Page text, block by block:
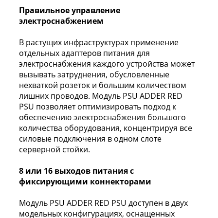
Правильное управление
электроснабжением
В растущих инфраструктурах применение
отдельных адаптеров питания для
электроснабжения каждого устройства может
вызывать затруднения, обусловленные
нехваткой розеток и большим количеством
лишних проводов. Модуль PSU ADDER RED
PSU позволяет оптимизировать подход к
обеспечению электроснабжения большого
количества оборудования, концентрируя все
силовые подключения в одном слоте
серверной стойки.
8 или 16 выходов питания с
фиксирующими коннекторами
Модуль PSU ADDER RED PSU доступен в двух
модельных конфигурациях, оснащенных